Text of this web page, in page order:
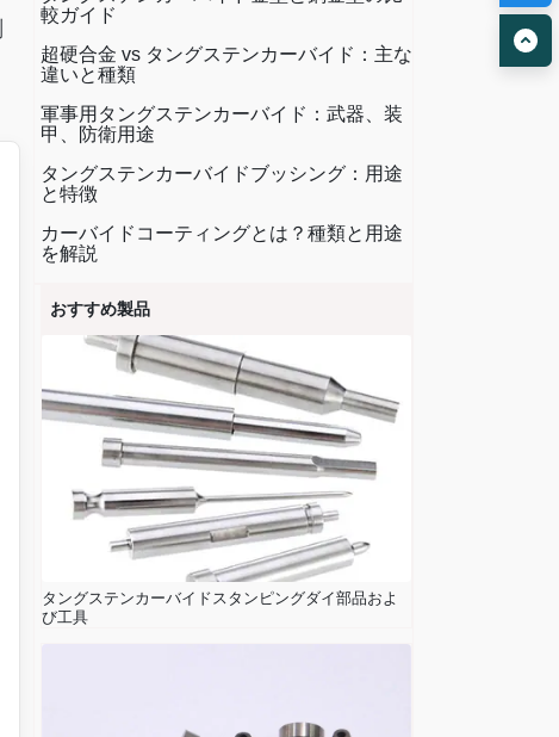
較ガイド
超硬合金 vs タングステンカーバイド：主な
違いと種類
軍事用タングステンカーバイド：武器、装
甲、防衛用途
タングステンカーバイドブッシング：用途
と特徴
カーバイドコーティングとは？種類と用途
を解説
おすすめ製品
タングステンカーバイドスタンピングダイ部品およ
び工具